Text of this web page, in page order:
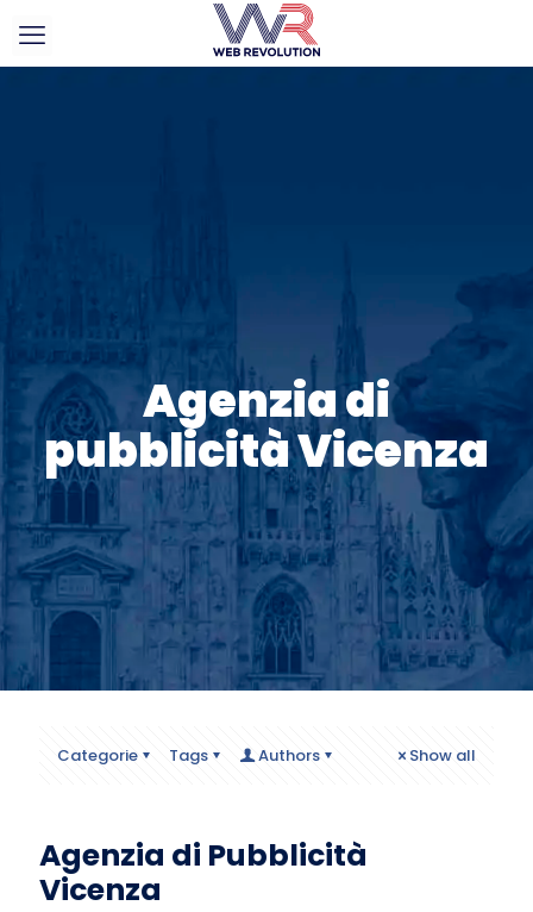
Agenzia di
pubblicità Vicenza
Categorie Tags Authors Show all
Agenzia di Pubblicità
Vicenza